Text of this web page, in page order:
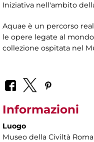
Iniziativa nell'ambito
Aquae è un percorso
le opere legate al
collezione ospitata nel
Informazioni
Luogo
Museo della Civiltà